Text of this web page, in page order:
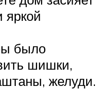
яркой
было
шишки,
желуди.